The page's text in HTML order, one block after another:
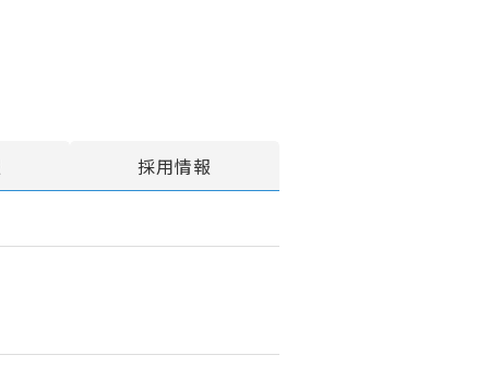
採用情報